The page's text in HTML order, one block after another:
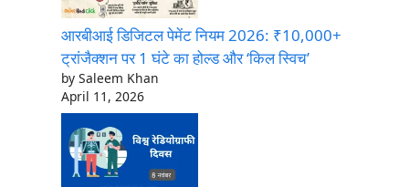
आरबीआई डिजिटल पेमेंट नियम 2026: ₹10,000+
ट्रांजैक्शन पर 1 घंटे का होल्ड और ‘किल स्विच’
by Saleem Khan
April 11, 2026